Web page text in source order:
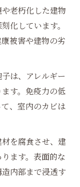
老朽化した建物
化しています。
被害や建物の劣
は、アレルギー
す。免疫力の低
、室内のカビは
を腐食させ、建
ます。表面的な
内部まで浸透す